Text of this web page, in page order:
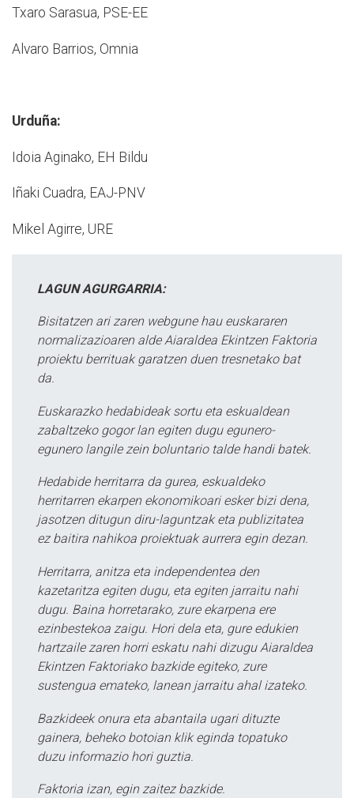
Txaro Sarasua, PSE-­EE
Alvaro Barrios, Omnia
Urduña:
Idoia Aginako, EH Bildu
Iñaki Cuadra, EAJ-­PNV
Mikel Agirre, URE
LAGUN AGURGARRIA:
Bisitatzen ari zaren webgune hau euskararen
normalizazioaren alde Aiaraldea Ekintzen Faktoria
proiektu berrituak garatzen duen tresnetako bat
da.
Euskarazko hedabideak sortu eta eskualdean
zabaltzeko gogor lan egiten dugu egunero-
egunero langile zein boluntario talde handi batek.
Hedabide herritarra da gurea, eskualdeko
herritarren ekarpen ekonomikoari esker bizi dena,
jasotzen ditugun diru-laguntzak eta publizitatea
ez baitira nahikoa proiektuak aurrera egin dezan.
Herritarra, anitza eta independentea den
kazetaritza egiten dugu, eta egiten jarraitu nahi
dugu. Baina horretarako, zure ekarpena ere
ezinbestekoa zaigu. Hori dela eta, gure edukien
hartzaile zaren horri eskatu nahi dizugu Aiaraldea
Ekintzen Faktoriako bazkide egiteko, zure
sustengua emateko, lanean jarraitu ahal izateko.
Bazkideek onura eta abantaila ugari dituzte
gainera, beheko botoian klik eginda topatuko
duzu informazio hori guztia.
Faktoria izan, egin zaitez bazkide.